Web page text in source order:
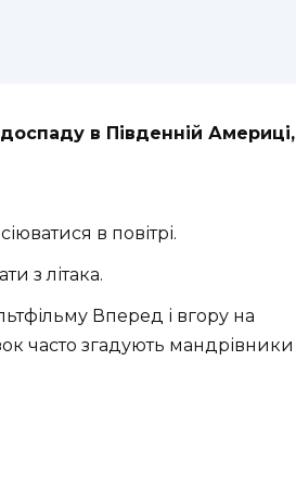
в Південній Америці,
в повітрі.
з літака.
Вперед і вгору на
часто згадують мандрівники